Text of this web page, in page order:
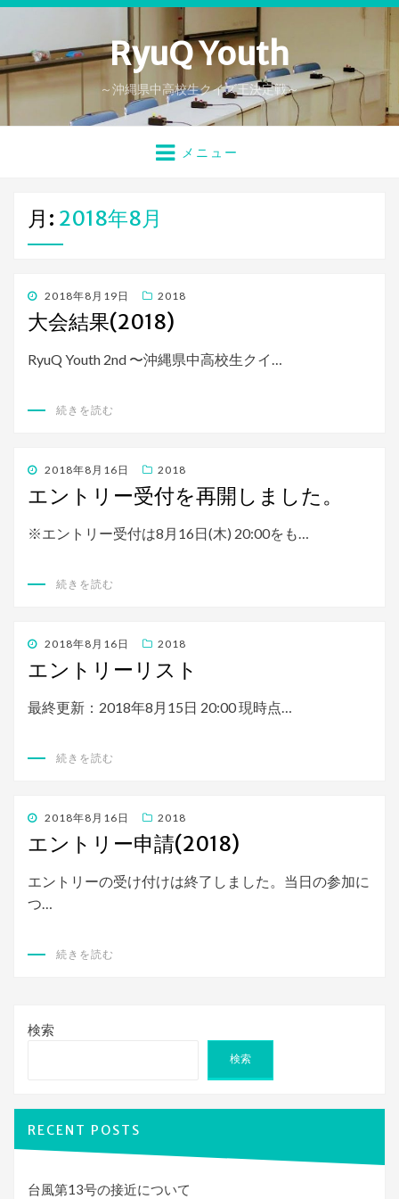
RyuQ Youth
～沖縄県中高校生クイズ王決定戦～
メニュー
月: 2018年8月
投
稿
日:
2018年8月19日 2018
大会結果(2018)
RyuQ Youth 2nd 〜沖縄県中高校生クイ…
続きを読む
投
日:
2018年8月16日 2018
エントリー受付を再開しました。
※エントリー受付は8月16日(木) 20:00をも…
続きを読む
投
日:
2018年8月16日 2018
エントリーリスト
最終更新：2018年8月15日 20:00 現時点…
続きを読む
投
日:
2018年8月16日 2018
エントリー申請(2018)
エントリーの受け付けは終了しました。当日の参加に
つ…
続きを読む
検索
検索
RECENT POSTS
台風第13号の接近について